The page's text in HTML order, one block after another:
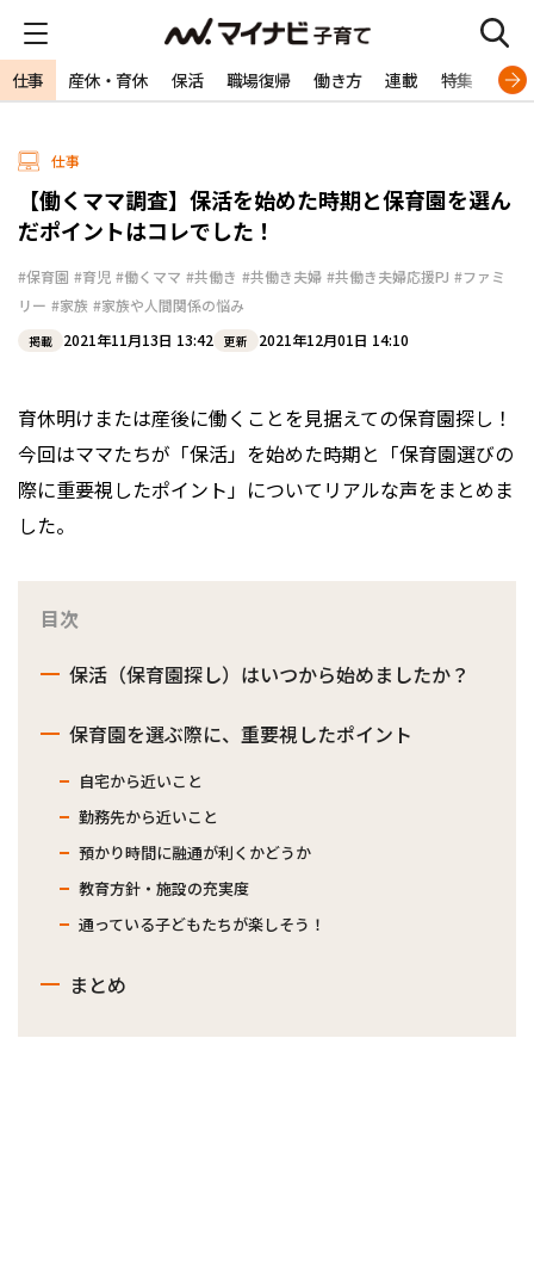
仕事 産休・育休 保活 職場復帰 働き方 連載 特集 専門
仕事
【働くママ調査】保活を始めた時期と保育園を選ん
だポイントはコレでした！
#保育園 #育児 #働くママ #共働き #共働き夫婦 #共働き夫婦応援PJ #ファミ
リー #家族 #家族や人間関係の悩み
掲載 2021年11月13日 13:42 更新 2021年12月01日 14:10
育休明けまたは産後に働くことを見据えての保育園探し！
今回はママたちが「保活」を始めた時期と「保育園選びの
際に重要視したポイント」についてリアルな声をまとめま
した。
目次
保活（保育園探し）はいつから始めましたか？
保育園を選ぶ際に、重要視したポイント
自宅から近いこと
勤務先から近いこと
預かり時間に融通が利くかどうか
教育方針・施設の充実度
通っている子どもたちが楽しそう！
まとめ